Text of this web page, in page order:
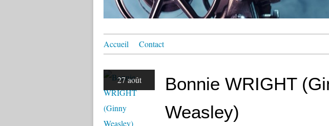
Accueil Contact
27 août
Bonnie WRIGHT
Weasley)